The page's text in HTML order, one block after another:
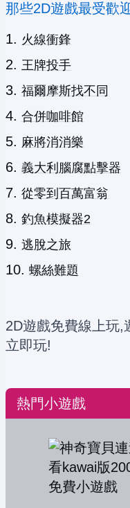
那些2D遊戲最受歡
火線衝鋒
王牌投手
福爾摩斯找不同
合併咖啡館
麻將消消樂
義大利腦腐點擊器
從零到百萬富翁
釣魚模擬器2
逃脫之旅
螺絲難題
2D遊戲免費線上玩,
立即玩!
熱門小遊戲